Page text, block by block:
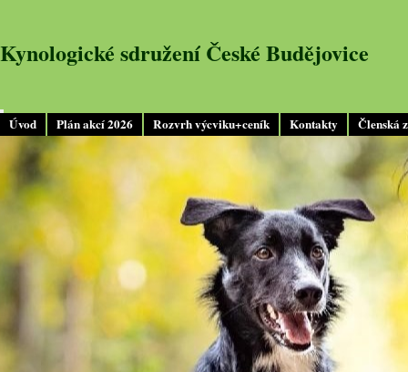
Úvod Plán akcí 2026 Rozvrh výcviku+ceník Kontakty Členská
Kynologické sdružení České Budějovice